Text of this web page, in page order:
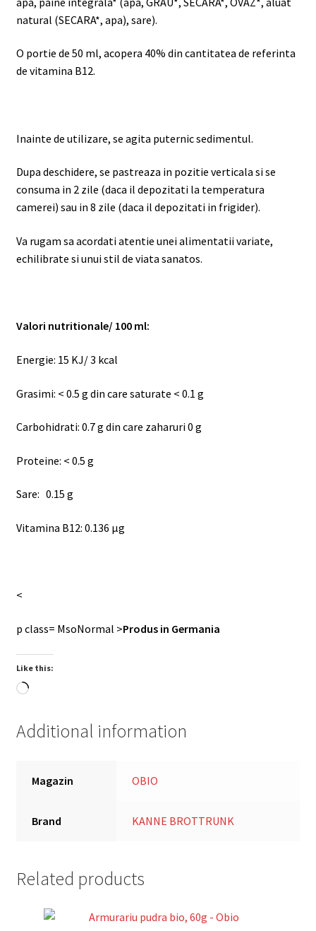
natural (SECARA*, apa), sare).
O portie de 50 ml, acopera 40% din cantitatea de referinta
de vitamina B12.
Inainte de utilizare, se agita puternic sedimentul.
Dupa deschidere, se pastreaza in pozitie verticala si se
consuma in 2 zile (daca il depozitati la temperatura
camerei) sau in 8 zile (daca il depozitati in frigider).
Va rugam sa acordati atentie unei alimentatii variate,
echilibrate si unui stil de viata sanatos.
Valori nutritionale/ 100 ml:
Energie: 15 KJ/ 3 kcal
Grasimi: < 0.5 g din care saturate < 0.1 g
Carbohidrati: 0.7 g din care zaharuri 0 g
Proteine: < 0.5 g
Sare: 0.15 g
Vitamina B12: 0.136 μg
<
p class= MsoNormal >Produs in Germania
Like this:
Loading…
Additional information
Magazin OBIO
Brand KANNE BROTTRUNK
Related products